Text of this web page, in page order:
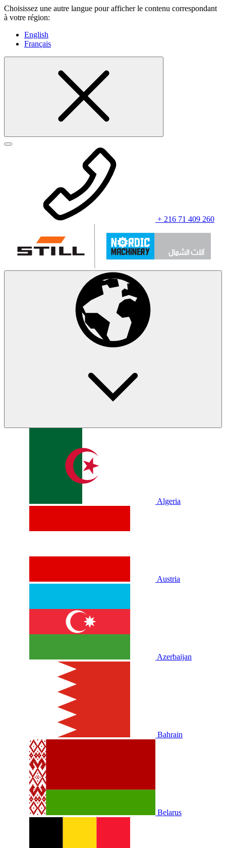
Choisissez une autre langue pour afficher le contenu correspondant
à votre région:
English
Français
+ 216 71 409 260
Algeria
Austria
Azerbaijan
Bahrain
Belarus